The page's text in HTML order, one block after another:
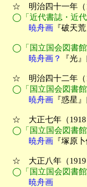
☆　明治四十一年（
◯「近代書誌・近代
暁舟画
◯「国立国会図書館
暁舟画？ 『光
☆　明治四十二年（
◯「国立国会図書館
暁舟画 『惑星
☆　大正七年（1918
◯「国立国会図書館
暁舟画 『塚原
☆　大正八年（1919
◯「国立国会図書館
暁舟画